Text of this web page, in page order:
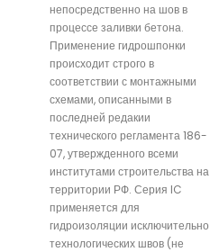
непосредственно на шов в
процессе заливки бетона.
Применение гидрошпонки
происходит строго в
соответствии с монтажными
схемами, описанными в
последней редакии
технического регламента 186-
07, утвержденного всеми
институтами строительства на
территории РФ. Серия IC
применяется для
гидроизоляции исключительно
технологических швов (не